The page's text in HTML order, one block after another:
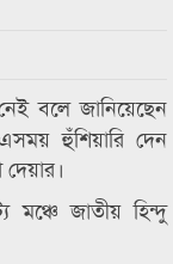
বলে জানিয়েছেন
হুঁশিয়ারি দেন
মঞ্চে জাতীয় হিন্দু